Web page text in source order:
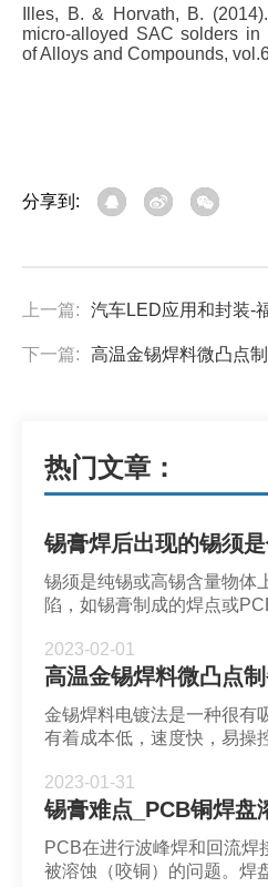
Illes, B. & Horvath, B.
micro-alloyed SAC solders in
of Alloys and Compounds,
分享到:
上一篇: 汽车LED应用和封装-
下一篇: 高温金锡焊料微凸点
热门文章：
锡须是纯锡或高锡含量物体
陷，如锡膏制成的焊点或
可能出现锡须生长。
2023-02-01
金锡焊料电镀法是一种很有
有着成本低，速度快，易操
层。
2023-01-31
PCB在进行波峰焊和回流焊
被溶蚀（咬铜）的问题。焊